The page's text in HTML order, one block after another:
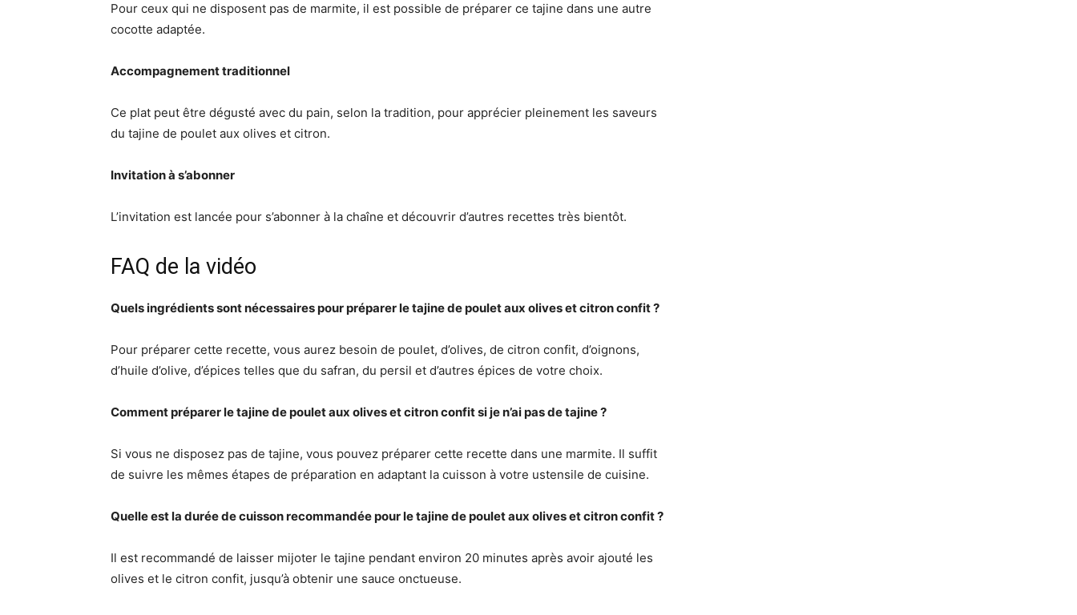
Pour ceux qui ne disposent pas de marmite, il est possible de préparer ce tajine dans une autre
cocotte adaptée.
Accompagnement traditionnel
Ce plat peut être dégusté avec du pain, selon la tradition, pour apprécier pleinement les saveurs
du tajine de poulet aux olives et citron.
Invitation à s’abonner
L’invitation est lancée pour s’abonner à la chaîne et découvrir d’autres recettes très bientôt.
FAQ de la vidéo
Quels ingrédients sont nécessaires pour préparer le tajine de poulet aux olives et citron confit ?
Pour préparer cette recette, vous aurez besoin de poulet, d’olives, de citron confit, d’oignons,
d’huile d’olive, d’épices telles que du safran, du persil et d’autres épices de votre choix.
Comment préparer le tajine de poulet aux olives et citron confit si je n’ai pas de tajine ?
Si vous ne disposez pas de tajine, vous pouvez préparer cette recette dans une marmite. Il suffit
de suivre les mêmes étapes de préparation en adaptant la cuisson à votre ustensile de cuisine.
Quelle est la durée de cuisson recommandée pour le tajine de poulet aux olives et citron confit ?
Il est recommandé de laisser mijoter le tajine pendant environ 20 minutes après avoir ajouté les
olives et le citron confit, jusqu’à obtenir une sauce onctueuse.